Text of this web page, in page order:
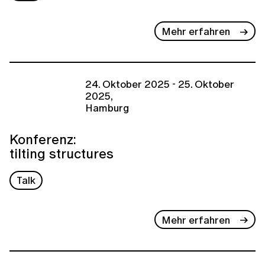
Mehr erfahren
24. Oktober 2025 - 25. Oktober
2025,
Hamburg
Konferenz:
tilting structures
Talk
Mehr erfahren